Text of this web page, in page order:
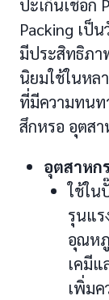
ปะเก็นเชือก
Packing เ
มีประสิทธิภา
นิยมใช้ในหล
ที่มีความทนท
สึกหรอ อุตส
อุตสาหก
ใช้ใน
รุนแร
อุณหภู
เคมี
เพิ่ม